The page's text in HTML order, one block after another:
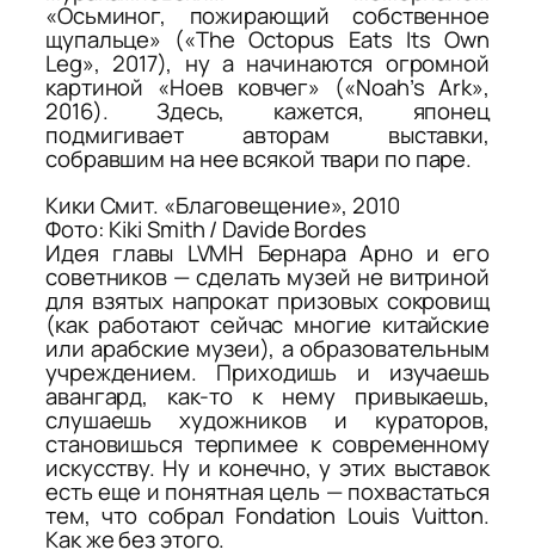
«Осьминог, пожирающий собственное
щупальце» («The Octopus Eats Its Own
Leg», 2017), ну а начинаются огромной
картиной «Ноев ковчег» («Noah’s Ark»,
2016). Здесь, кажется, японец
подмигивает авторам выставки,
собравшим на нее всякой твари по паре.
Кики Смит. «Благовещение», 2010
Фото: Kiki Smith / Davide Bordes
Идея главы LVMH Бернара Арно и его
советников — сделать музей не витриной
для взятых напрокат призовых сокровищ
(как работают сейчас многие китайские
или арабские музеи), а образовательным
учреждением. Приходишь и изучаешь
авангард, как-то к нему привыкаешь,
слушаешь художников и кураторов,
становишься терпимее к современному
искусству. Ну и конечно, у этих выставок
есть еще и понятная цель — похвастаться
тем, что собрал Fondation Louis Vuitton.
Как же без этого.